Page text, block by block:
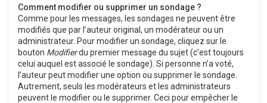
Comment modifier ou supprimer un sondage ?
Comme pour les messages, les sondages ne peuvent être
modifiés que par l’auteur original, un modérateur ou un
administrateur. Pour modifier un sondage, cliquez sur le
bouton Modifierdu premier message du sujet (c’est toujours
celui auquel est associé le sondage). Si personne n’a voté,
l’auteur peut modifier une option ou supprimer le sondage.
Autrement, seuls les modérateurs et les administrateurs
peuvent le modifier ou le supprimer. Ceci pour empêcher le